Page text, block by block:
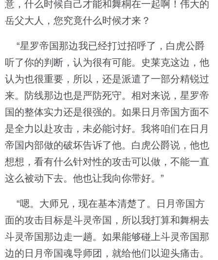
意，什么时候自己才能和舞桐在一起啊！伟大的
岳父大人，您究竟什么时候才来？
“星罗帝国那边我已经打过招呼了，白虎公爵
听了你的判断，认为很有可能。史莱克这边，他
认为也很重要，所以，还是派遣了一部分精锐过
来。防线那边也是严防死守。相对来说，星罗帝
国的整体实力还是很强的。如果日月帝国方面不
是全力以赴攻击，未必能讨好。我将咱们在日月
帝国内部做的破坏告诉了他。白虎公爵说，他也
想想，看有什么针对性的攻击可以做，不能一直
这么被动下去。他也让我向你带好。”
“嗯。大师兄，现在基本清楚了。日月帝国方
面的攻击目标是斗灵帝国，所以我打算和舞桐去
斗灵帝国那边走一趟。如果能够碰上斗灵帝国那
边的日月帝国魂导师团，就给他们以迎头痛击。